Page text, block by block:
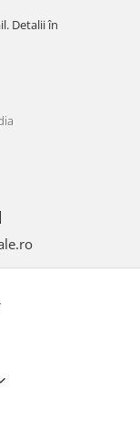
Detalii în